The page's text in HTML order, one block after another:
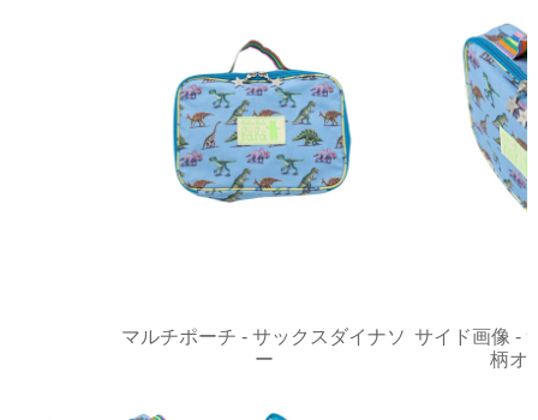
マルチポーチ - サックスダイナソ
ー
サイド画像 -
柄オ